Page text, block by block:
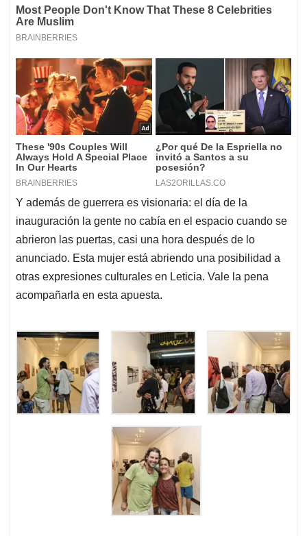
Y además de guerrera es visionaria: el día de la
inauguración la gente no cabía en el espacio cuando se
abrieron las puertas, casi una hora después de lo
anunciado. Esta mujer está abriendo una posibilidad a
otras expresiones culturales en Leticia. Vale la pena
acompañarla en esta apuesta.